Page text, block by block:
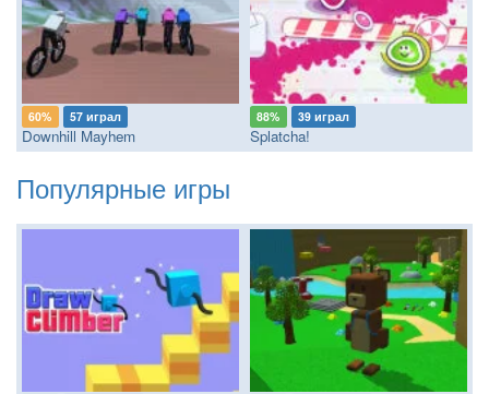
60% 57 играл
Downhill Mayhem
88% 39 играл
Splatcha!
Популярные игры